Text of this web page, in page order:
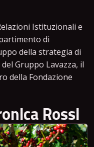
Istituzionali e
di
della strategia di
Gruppo Lavazza, il
della Fondazione
Rossi